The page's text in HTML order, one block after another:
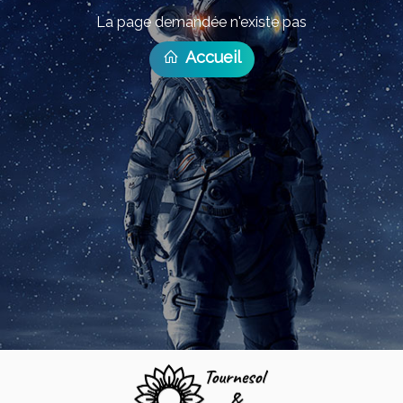
La page demandée n'existe pas
Accueil